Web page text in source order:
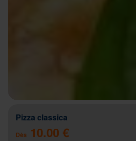
Pizza classica
Dès 10.00 €